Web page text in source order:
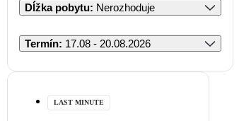
Dĺžka pobytu: Nerozhoduje
Termín: 17.08 - 20.08.2026
LAST MINUTE